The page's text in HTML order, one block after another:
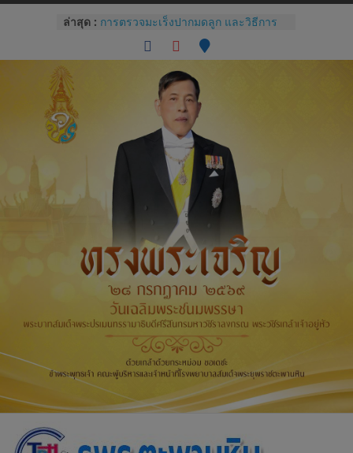
Skip
ล่าสุด : การตรวจมะเร็งปากมดลูก และวิธีการ
ใช้โปรแกรม colpo IT Pro
แบบประเมินทักษะปฏิบัติการซักประวัติ
และการตรวจครรภ์
โรคไม่ติดต่อเรื้อรังกับสุขภาช่องปาก
และแนวทางปฏิบัติทางคลินิกสำหรับผู้
ป่วยทันตกรรม
Competency หัวใจของการบริหารของ
บุคลากรโรงพยาบาล
การปราศจากเชื้อด้วยเครื่องนึ่งฆ่าเชื้อ
จุลินทรีย์